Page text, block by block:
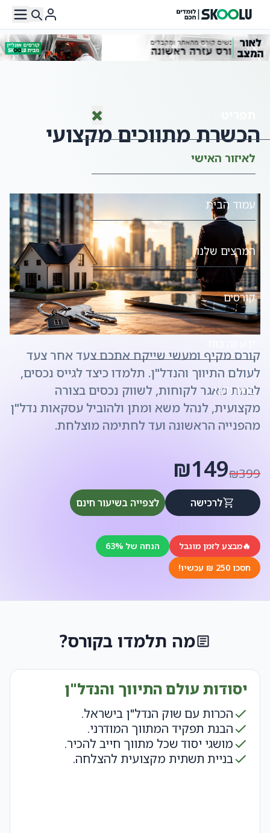
לאיזור האישי
עמוד הבית
המרצים שלנו
קורסים
בואו נדבר
הכשרת מתווכים מקצועי
קורס מקיף ומעשי שייקח אתכם צעד אחר צעד
לעולם התיווך והנדל"ן. תלמדו כיצד לגייס נכסים,
לבנות מאגר לקוחות, לשווק נכסים בצורה
מקצועית, לנהל משא ומתן ולהוביל עסקאות נדל"ן
מהפנייה הראשונה ועד לחתימה מוצלחת.
₪399
₪149
לרכישה לצפייה בשיעור חינם
🔥מבצע לזמן מוגבל
הנחה של 63%
חסכו 250 ₪ עכשיו!
מה תלמדו בקורס?
יסודות עולם התיווך והנדל"ן
הכרות עם שוק הנדל"ן בישראל.
הבנת תפקיד המתווך המודרני.
מושגי יסוד שכל מתווך חייב להכיר.
בניית תשתית מקצועית להצלחה.